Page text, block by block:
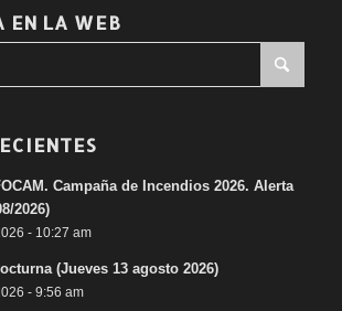
EN LA WEB
Campaña de Incendios 2026. Alerta
2026)
- 10:27 am
(Jueves 13 agosto 2026)
- 9:56 am